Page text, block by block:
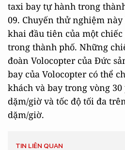
taxi bay tự hành trong
09. Chuyến thử nghiệm
khai đầu tiên của một
trong thành phố. Những
đoàn Volocopter của Đức
bay của Volocopter có thể
khách và bay trong vòng
dặm/giờ và tốc độ tối đa
dặm/giờ.
TIN LIÊN QUAN